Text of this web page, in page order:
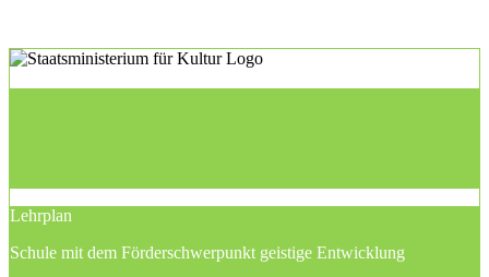
Lehrplan
Schule mit dem Förderschwerpunkt geistige Entwicklung